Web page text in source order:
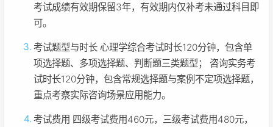
考试成绩有效期保留3年，有效期内仅补考未通过科目即
可。
考试题型与时长 心理学综合考试时长120分钟，包含单
项选择题、多项选择题、判断题三类题型； 咨询实务考
试时长120分钟，包含常规选择题与案例不定项选择题，
重点考察实际咨询场景应用能力。
考试费用 四级考试费用460元，三级考试费用480元，